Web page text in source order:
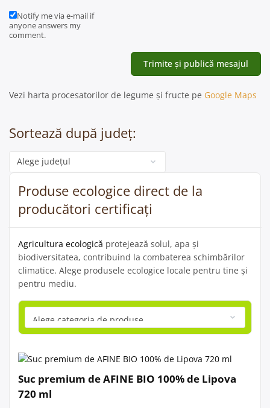
Notify me via e-mail if
anyone answers my
comment.
Vezi harta procesatorilor de legume și fructe pe Google Maps
Sortează după județ:
Categorie
Produse ecologice direct de la
producători certificați
Agricultura ecologică protejează solul, apa și
biodiversitatea, contribuind la combaterea schimbărilor
climatice. Alege produsele ecologice locale pentru tine și
pentru mediu.
Suc premium de AFINE BIO 100% de Lipova
720 ml